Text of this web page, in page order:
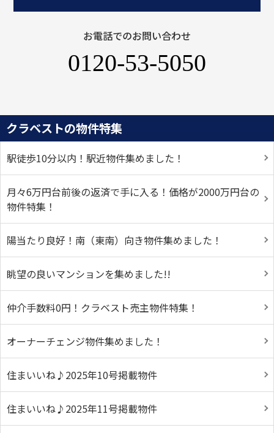
お電話でのお問い合わせ
0120-53-5050
クラベストの物件特集
駅徒歩10分以内！駅近物件集めました！
月々6万円台前後の返済で手に入る！価格が2000万円台の
物件特集！
陽当たり良好！南（東南）向き物件集めました！
眺望の良いマンションを集めました!!
仲介手数料0円！クラベスト売主物件特集！
オーナーチェンジ物件集めました！
住まいいね♪2025年10号掲載物件
住まいいね♪2025年11号掲載物件